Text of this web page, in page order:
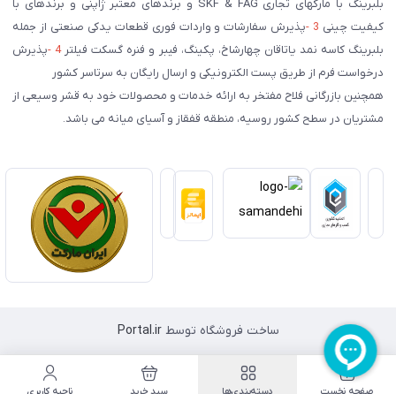
بلبرینگ با مارکهای تجاری SKF & FAG و برندهای معتبر ژاپنی و برندهای با
کیفیت چینی 3 - پذیرش سفارشات و واردات فوری قطعات یدکی صنعتی از جمله
بلبرینگ کاسه نمد یاتاقان چهارشاخ، پکینگ، فیبر و فنره گسکت فیلتر4 - پذیرش
درخواست فرم از طریق پست الکترونیکی و ارسال رایگان به سرتاسر کشور
همچنین بازرگانی فلاح مفتخر به ارائه خدمات و محصولات خود به قشر وسیعی از
مشتریان در سطح کشور روسیه، منطقه قفقاز و آسیای میانه می باشد.
ساخت فروشگاه توسطPortal.ir
صفحه نخست دسته‌بندی‌ها سبد خرید ناحیه کاربری